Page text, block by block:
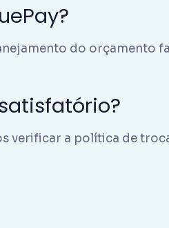
do orçamento
verificar a política de